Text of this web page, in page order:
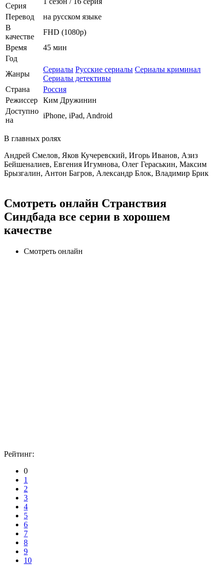
Серия
Перевод
на русском языке
В
качестве
FHD (1080p)
Время
45 мин
Год
Жанры
Сериалы Русские сериалы Сериалы криминал
Сериалы детективы
Страна
Россия
Режиссер
Ким Дружинин
Доступно
на
iPhone, iPad, Android
В главных ролях
Андрей Смелов, Яков Кучеревский, Игорь Иванов, Азиз
Бейшеналиев, Евгения Игумнова, Олег Гераськин, Максим
Брызгалин, Антон Багров, Александр Блок, Владимир Брик
Смотреть онлайн Странствия
Синдбада все серии в хорошем
качестве
Смотреть онлайн
Рейтинг:
0
1
2
3
4
5
6
7
8
9
10